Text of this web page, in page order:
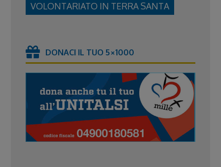
VOLONTARIATO IN TERRA SANTA
DONACI IL TUO 5×1000